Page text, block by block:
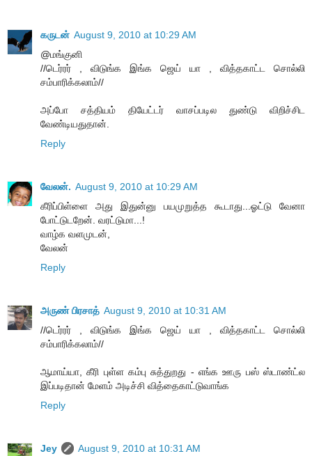
கருடன் August 9, 2010 at 10:29 AM
@மங்குனி
//டெர்ரர் , விடுங்க இங்க ஜெய் யா , வித்தகாட்ட சொல்லி
சம்பாரிக்கலாம்//
அப்போ சத்தியம் தியேட்டர் வாசப்படில துண்டு விறிச்சிட
வேண்டியதுதான்.
Reply
வேலன். August 9, 2010 at 10:29 AM
கீரிப்பிள்ளை அது இதுன்னு பயமுறுத்த கூடாது...ஓட்டு வேனா
போட்டுடறேன். வரட்டுமா...!
வாழ்க வளமுடன்,
வேலன்
Reply
அருண் பிரசாத் August 9, 2010 at 10:31 AM
//டெர்ரர் , விடுங்க இங்க ஜெய் யா , வித்தகாட்ட சொல்லி
சம்பாரிக்கலாம்//
ஆமாய்யா, கீரி புள்ள கம்பு சுத்துறது - எங்க ஊரு பஸ் ஸ்டாண்ட்ல
இப்படிதான் மேளம் அடிச்சி வித்தைகாட்டுவாங்க
Reply
Jey
August 9, 2010 at 10:31 AM